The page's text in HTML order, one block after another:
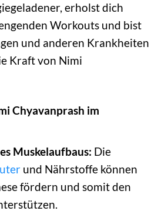
erholst dich
Workouts und bist
und anderen Krankheiten
Kraft von Nimi
Chyavanprash im
Muskelaufbaus: Die
und Nährstoffe können
fördern und somit den